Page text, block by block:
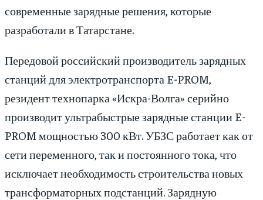
современные зарядные решения, которые
разработали в Татарстане.
Передовой российский производитель зарядных
станций для электротранспорта E-PROM,
резидент технопарка «Искра-Волга» серийно
производит ультрабыстрые зарядные станции E-
PROM мощностью 300 кВт. УБЗС работает как от
сети переменного, так и постоянного тока, что
исключает необходимость строительства новых
трансформаторных подстанций. Зарядную